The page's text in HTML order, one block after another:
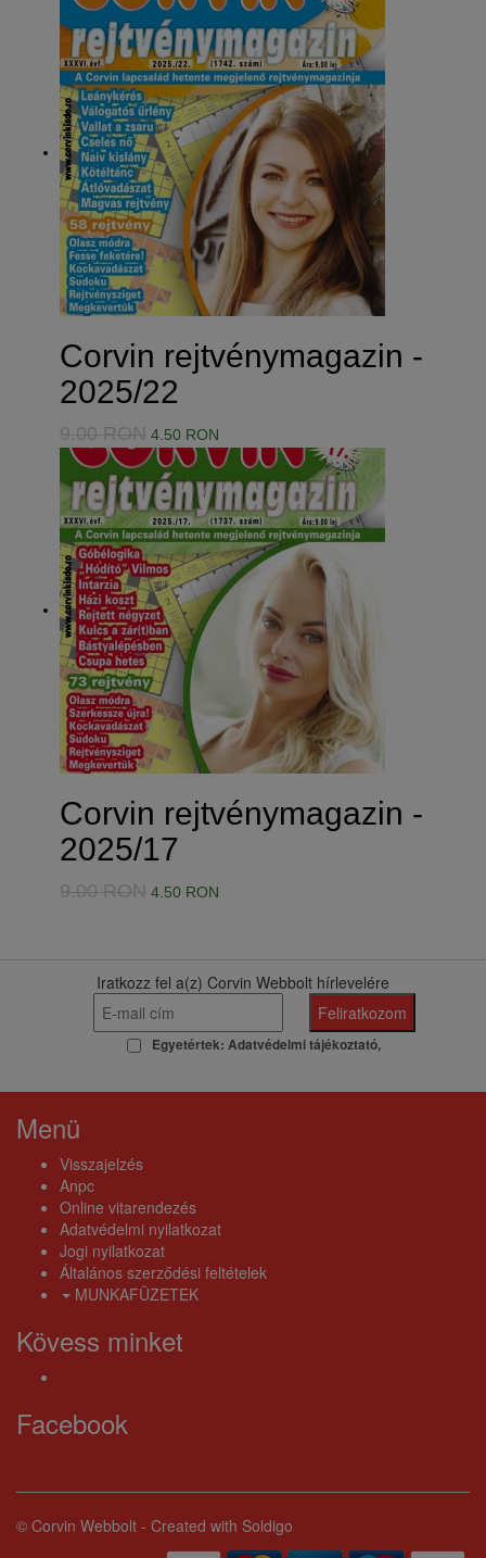
Corvin rejtvénymagazin -
2025/22
9.00 RON 4.50 RON
Corvin rejtvénymagazin -
2025/17
9.00 RON 4.50 RON
Iratkozz fel a(z) Corvin Webbolt hírlevelére
Egyetértek: Adatvédelmi tájékoztató
Menü
Visszajelzés
Anpc
Online vitarendezés
Adatvédelmi nyilatkozat
Jogi nyilatkozat
Általános szerződési feltételek
MUNKAFÜZETEK
Kövess minket
Facebook
© Corvin Webbolt - Created with Soldigo